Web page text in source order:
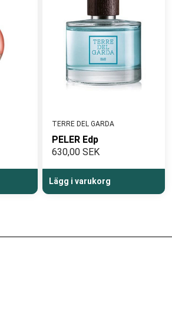
TERRE DEL GARDA
PELER Edp
630,00 SEK
Lägg i varukorg